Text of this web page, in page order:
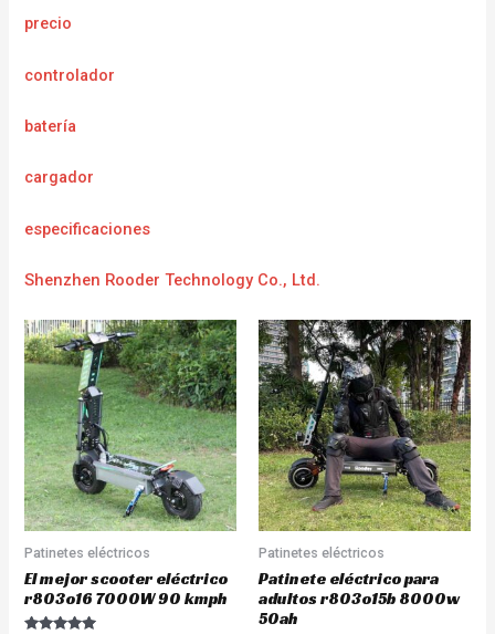
precio
controlador
batería
cargador
especificaciones
Shenzhen Rooder Technology Co., Ltd.
Patinetes eléctricos
El mejor scooter eléctrico
r803o16 7000W 90 kmph
Patinetes eléctricos
Patinete eléctrico para
adultos r803o15b 8000w
50ah